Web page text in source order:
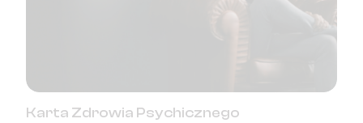
Karta Zdrowia Psychicznego